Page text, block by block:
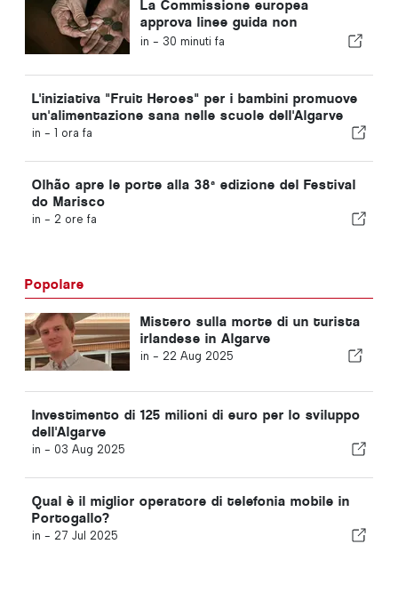
La Commissione europea
approva linee guida non
vincolanti per il risparmio
in - 30 minuti fa
L'iniziativa "Fruit Heroes" per i bambini promuove
un'alimentazione sana nelle scuole dell'Algarve
in - 1 ora fa
Olhão apre le porte alla 38ª edizione del Festival
do Marisco
in - 2 ore fa
Popolare
Mistero sulla morte di un turista
irlandese in Algarve
in - 22 Aug 2025
Investimento di 125 milioni di euro per lo sviluppo
dell'Algarve
in - 03 Aug 2025
Qual è il miglior operatore di telefonia mobile in
Portogallo?
in - 27 Jul 2025